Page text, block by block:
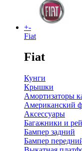
+-
Fiat
Fiat
Кунги
Крышки
Амортизаторы
Американский
Аксессуары
Багажники и
Бампер задний
Бампер